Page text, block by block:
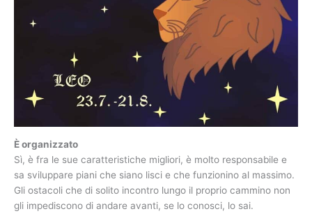
È organizzato
Sì, è fra le sue caratteristiche migliori, è molto responsabile e
sa sviluppare piani che siano lisci e che funzionino al massimo.
Gli ostacoli che di solito incontro lungo il proprio cammino non
gli impediscono di andare avanti, se lo conosci, lo sai.